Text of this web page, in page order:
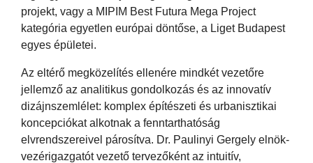
projekt, vagy a MIPIM Best Futura Mega Project
kategória egyetlen európai döntőse, a Liget Budapest
egyes épületei.
Az eltérő megközelítés ellenére mindkét vezetőre
jellemző az analitikus gondolkozás és az innovatív
dizájnszemlélet: komplex építészeti és urbanisztikai
koncepciókat alkotnak a fenntarthatóság
elvrendszereivel párosítva. Dr. Paulinyi Gergely elnök-
vezérigazgatót vezető tervezőként az intuitív,